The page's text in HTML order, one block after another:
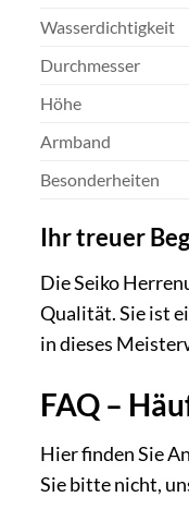
Wasserdichtigkeit
Durchmesser
Höhe
Armband
Besonderheiten
Ihr treuer
Die Seiko
Qualität. Sie ist
in dieses
FAQ –
Hier finden Sie
Sie bitte nicht,